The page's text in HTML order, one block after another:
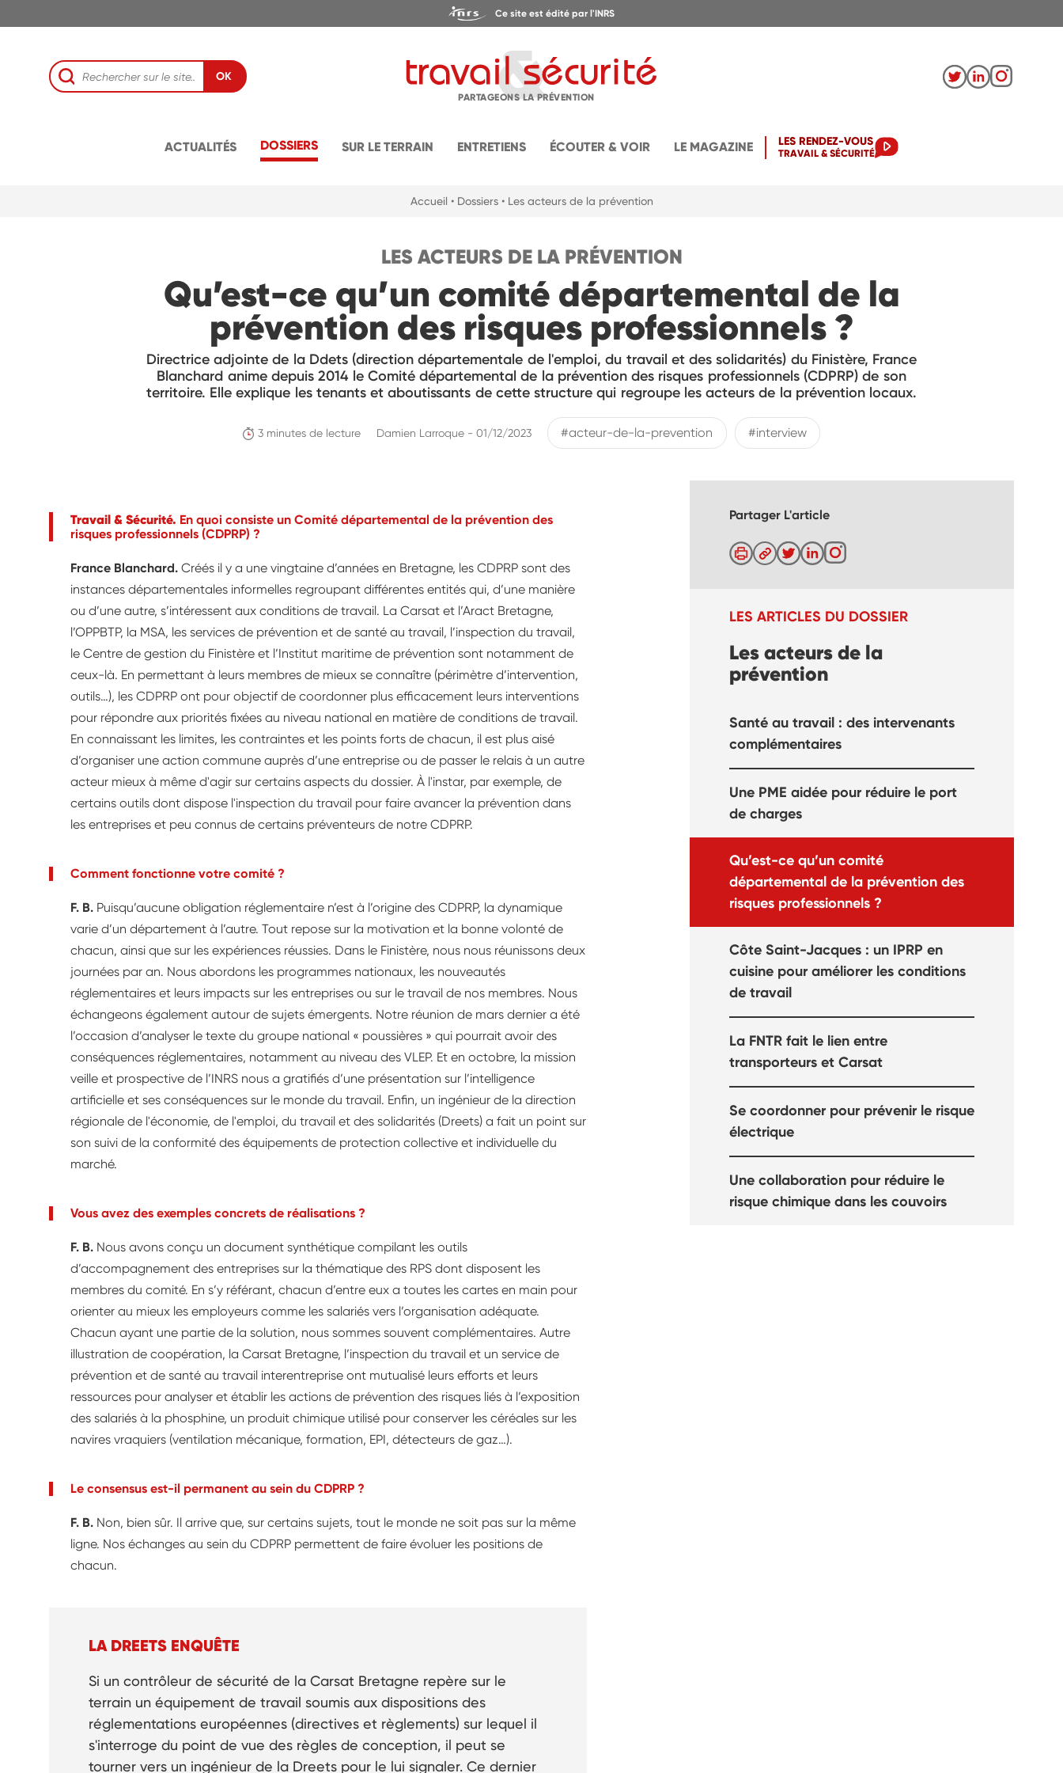
Ce site est édité par l'INRS
OK
PARTAGEONS LA PRÉVENTION
ACTUALITÉS DOSSIERS SUR LE TERRAIN ENTRETIENS ÉCOUTER & VOIR LE MAGAZINE LES RENDEZ-VOUS
TRAVAIL & SÉCURITÉ
Accueil • Dossiers • Les acteurs de la prévention
LES ACTEURS DE LA PRÉVENTION
Qu’est-ce qu’un comité départemental de la
prévention des risques professionnels ?
Directrice adjointe de la Ddets (direction départementale de l'emploi, du travail et des solidarités) du Finistère, France
Blanchard anime depuis 2014 le Comité départemental de la prévention des risques professionnels (CDPRP) de son
territoire. Elle explique les tenants et aboutissants de cette structure qui regroupe les acteurs de la prévention locaux.
3 minutes de lecture Damien Larroque - 01/12/2023 #acteur-de-la-prevention #interview
Travail & Sécurité. En quoi consiste un Comité départemental de la prévention des
risques professionnels (CDPRP) ?
France Blanchard. Créés il y a une vingtaine d’années en Bretagne, les CDPRP sont des
instances départementales informelles regroupant différentes entités qui, d’une manière
ou d’une autre, s’intéressent aux conditions de travail. La Carsat et l’Aract Bretagne,
l’OPPBTP, la MSA, les services de prévention et de santé au travail, l’inspection du travail,
le Centre de gestion du Finistère et l’Institut maritime de prévention sont notamment de
ceux-là. En permettant à leurs membres de mieux se connaître (périmètre d’intervention,
outils…), les CDPRP ont pour objectif de coordonner plus efficacement leurs interventions
pour répondre aux priorités fixées au niveau national en matière de conditions de travail.
En connaissant les limites, les contraintes et les points forts de chacun, il est plus aisé
d’organiser une action commune auprès d’une entreprise ou de passer le relais à un autre
acteur mieux à même d'agir sur certains aspects du dossier. À l'instar, par exemple, de
certains outils dont dispose l'inspection du travail pour faire avancer la prévention dans
les entreprises et peu connus de certains préventeurs de notre CDPRP.
Comment fonctionne votre comité ?
F. B. Puisqu’aucune obligation réglementaire n’est à l’origine des CDPRP, la dynamique
varie d’un département à l’autre. Tout repose sur la motivation et la bonne volonté de
chacun, ainsi que sur les expériences réussies. Dans le Finistère, nous nous réunissons deux
journées par an. Nous abordons les programmes nationaux, les nouveautés
réglementaires et leurs impacts sur les entreprises ou sur le travail de nos membres. Nous
échangeons également autour de sujets émergents. Notre réunion de mars dernier a été
l’occasion d’analyser le texte du groupe national « poussières » qui pourrait avoir des
conséquences réglementaires, notamment au niveau des VLEP. Et en octobre, la mission
veille et prospective de l’INRS nous a gratifiés d’une présentation sur l’intelligence
artificielle et ses conséquences sur le monde du travail. Enfin, un ingénieur de la direction
régionale de l'économie, de l'emploi, du travail et des solidarités (Dreets) a fait un point sur
son suivi de la conformité des équipements de protection collective et individuelle du
marché.
Vous avez des exemples concrets de réalisations ?
F. B. Nous avons conçu un document synthétique compilant les outils
d’accompagnement des entreprises sur la thématique des RPS dont disposent les
membres du comité. En s’y référant, chacun d’entre eux a toutes les cartes en main pour
orienter au mieux les employeurs comme les salariés vers l’organisation adéquate.
Chacun ayant une partie de la solution, nous sommes souvent complémentaires. Autre
illustration de coopération, la Carsat Bretagne, l’inspection du travail et un service de
prévention et de santé au travail interentreprise ont mutualisé leurs efforts et leurs
ressources pour analyser et établir les actions de prévention des risques liés à l’exposition
des salariés à la phosphine, un produit chimique utilisé pour conserver les céréales sur les
navires vraquiers (ventilation mécanique, formation, EPI, détecteurs de gaz…).
Le consensus est-il permanent au sein du CDPRP ?
F. B. Non, bien sûr. Il arrive que, sur certains sujets, tout le monde ne soit pas sur la même
ligne. Nos échanges au sein du CDPRP permettent de faire évoluer les positions de
chacun.
LA DREETS ENQUÊTE
Si un contrôleur de sécurité de la Carsat Bretagne repère sur le
terrain un équipement de travail soumis aux dispositions des
réglementations européennes (directives et règlements) sur lequel il
s'interroge du point de vue des règles de conception, il peut se
tourner vers un ingénieur de la Dreets pour le lui signaler. Ce dernier
Partager L'article
LES ARTICLES DU DOSSIER
Les acteurs de la
prévention
Santé au travail : des intervenants
complémentaires
Une PME aidée pour réduire le port
de charges
Qu’est-ce qu’un comité
départemental de la prévention des
risques professionnels ?
Côte Saint-Jacques : un IPRP en
cuisine pour améliorer les conditions
de travail
La FNTR fait le lien entre
transporteurs et Carsat
Se coordonner pour prévenir le risque
électrique
Une collaboration pour réduire le
risque chimique dans les couvoirs